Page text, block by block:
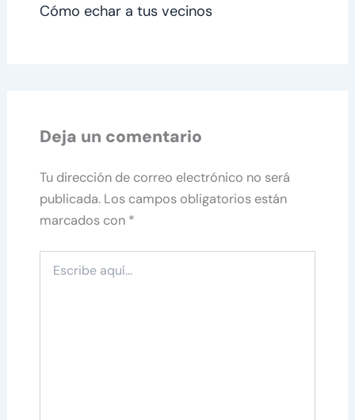
Cómo echar a tus vecinos
Deja un comentario
Tu dirección de correo electrónico no será
publicada. Los campos obligatorios están
marcados con *
aquí...